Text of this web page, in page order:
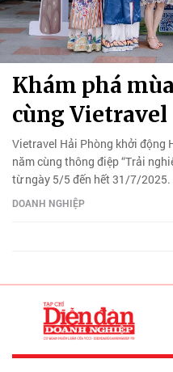
Khám phá
cùng Vietravel
Vietravel Hải Phòng khởi động
năm cùng thông điệp “Trải
từ ngày 5/5 đến hết 31/7/2025.
DOANH NGHIỆP